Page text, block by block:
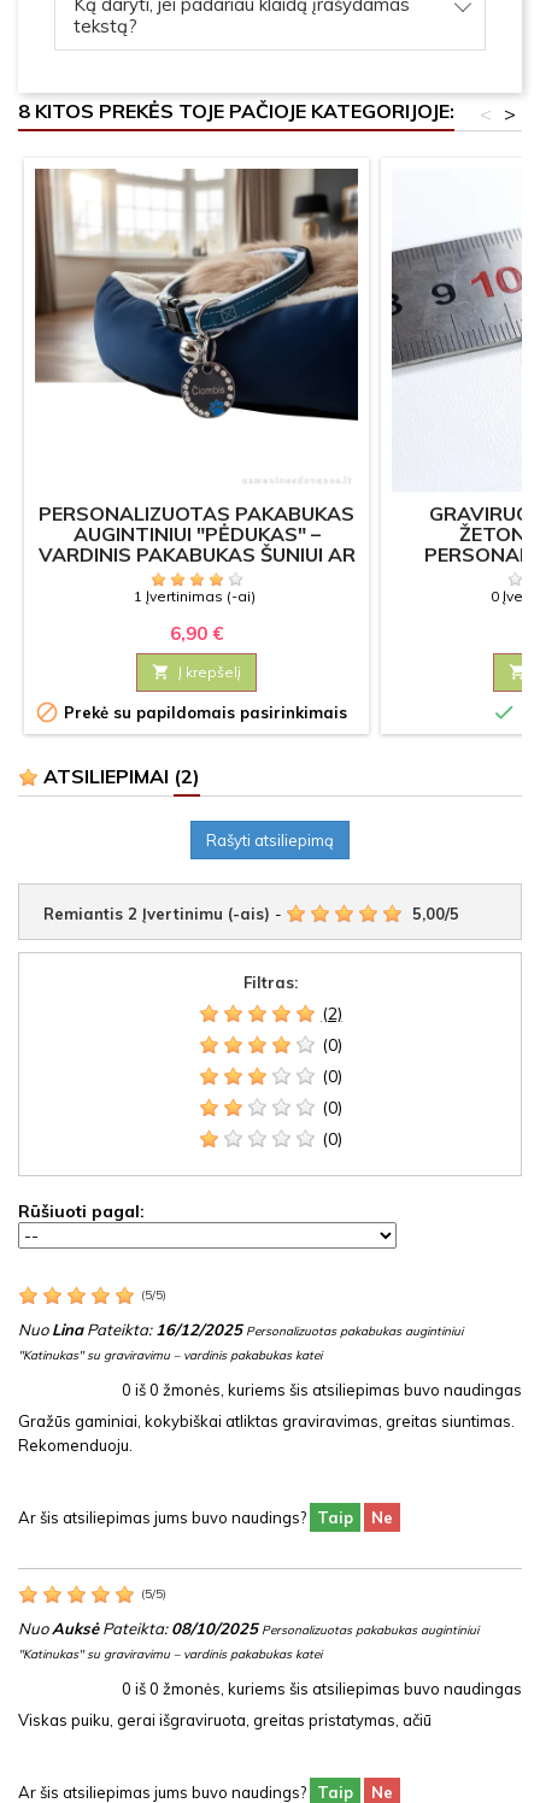
Ką daryti, jei padariau klaidą įrašydamas
tekstą?
8 KITOS PREKĖS TOJE PAČIOJE KATEGORIJOJE: >
<
PERSONALIZUOTAS PAKABUKAS
AUGINTINIUI "PĖDUKAS" –
VARDINIS PAKABUKAS ŠUNIUI AR
KATEI
1 Įvertinimas (-ai)
6,90 €
 Į krepšelį
 Prekė su papildomais pasirinkimais
0


ATSILIEPIMAI (2)
Rašyti atsiliepimą
Remiantis 2 Įvertinimu (-ais) - 5,00/5
Filtras:
(2)
(0)
(0)
(0)
(0)
Rūšiuoti pagal:
(5/5)
NuoLinaPateikta: 16/12/2025 Personalizuotas pakabukas augintiniui
"Katinukas" su graviravimu – vardinis pakabukas katei
0 iš0 žmonės, kuriems šis atsiliepimas buvo naudingas
Gražūs gaminiai, kokybiškai atliktas graviravimas, greitas siuntimas.
Rekomenduoju.
Ar šis atsiliepimas jums buvo naudings? Taip Ne
(5/5)
NuoAuksėPateikta:08/10/2025 Personalizuotas pakabukas augintiniui
"Katinukas" su graviravimu – vardinis pakabukas katei
0 iš0 žmonės, kuriems šis atsiliepimas buvo naudingas
Viskas puiku, gerai išgraviruota, greitas pristatymas, ačiū
Ar šis atsiliepimas jums buvo naudings? Taip Ne